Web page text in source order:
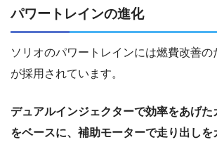
パワートレインの進化
ソリオのパワートレインには燃費改善
が採用されています。
デュアルインジェクターで効率をあげた
をベースに、補助モーターで走り出しを